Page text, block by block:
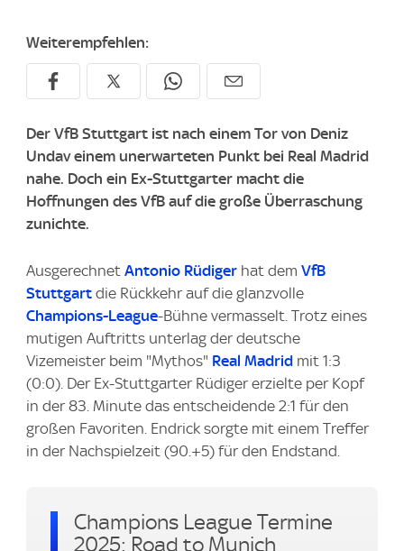
Weiterempfehlen:
Der VfB Stuttgart ist nach einem Tor von Deniz
Undav einem unerwarteten Punkt bei Real Madrid
nahe. Doch ein Ex-Stuttgarter macht die
Hoffnungen des VfB auf die große Überraschung
zunichte.
Ausgerechnet Antonio Rüdiger hat dem VfB
Stuttgart die Rückkehr auf die glanzvolle
Champions-League-Bühne vermasselt. Trotz eines
mutigen Auftritts unterlag der deutsche
Vizemeister beim "Mythos" Real Madrid mit 1:3
(0:0). Der Ex-Stuttgarter Rüdiger erzielte per Kopf
in der 83. Minute das entscheidende 2:1 für den
großen Favoriten. Endrick sorgte mit einem Treffer
in der Nachspielzeit (90.+5) für den Endstand.
Champions League Termine
2025: Road to Munich